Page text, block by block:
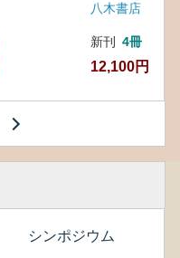
八木書店
新刊 4冊
12,100円
シンポジウム